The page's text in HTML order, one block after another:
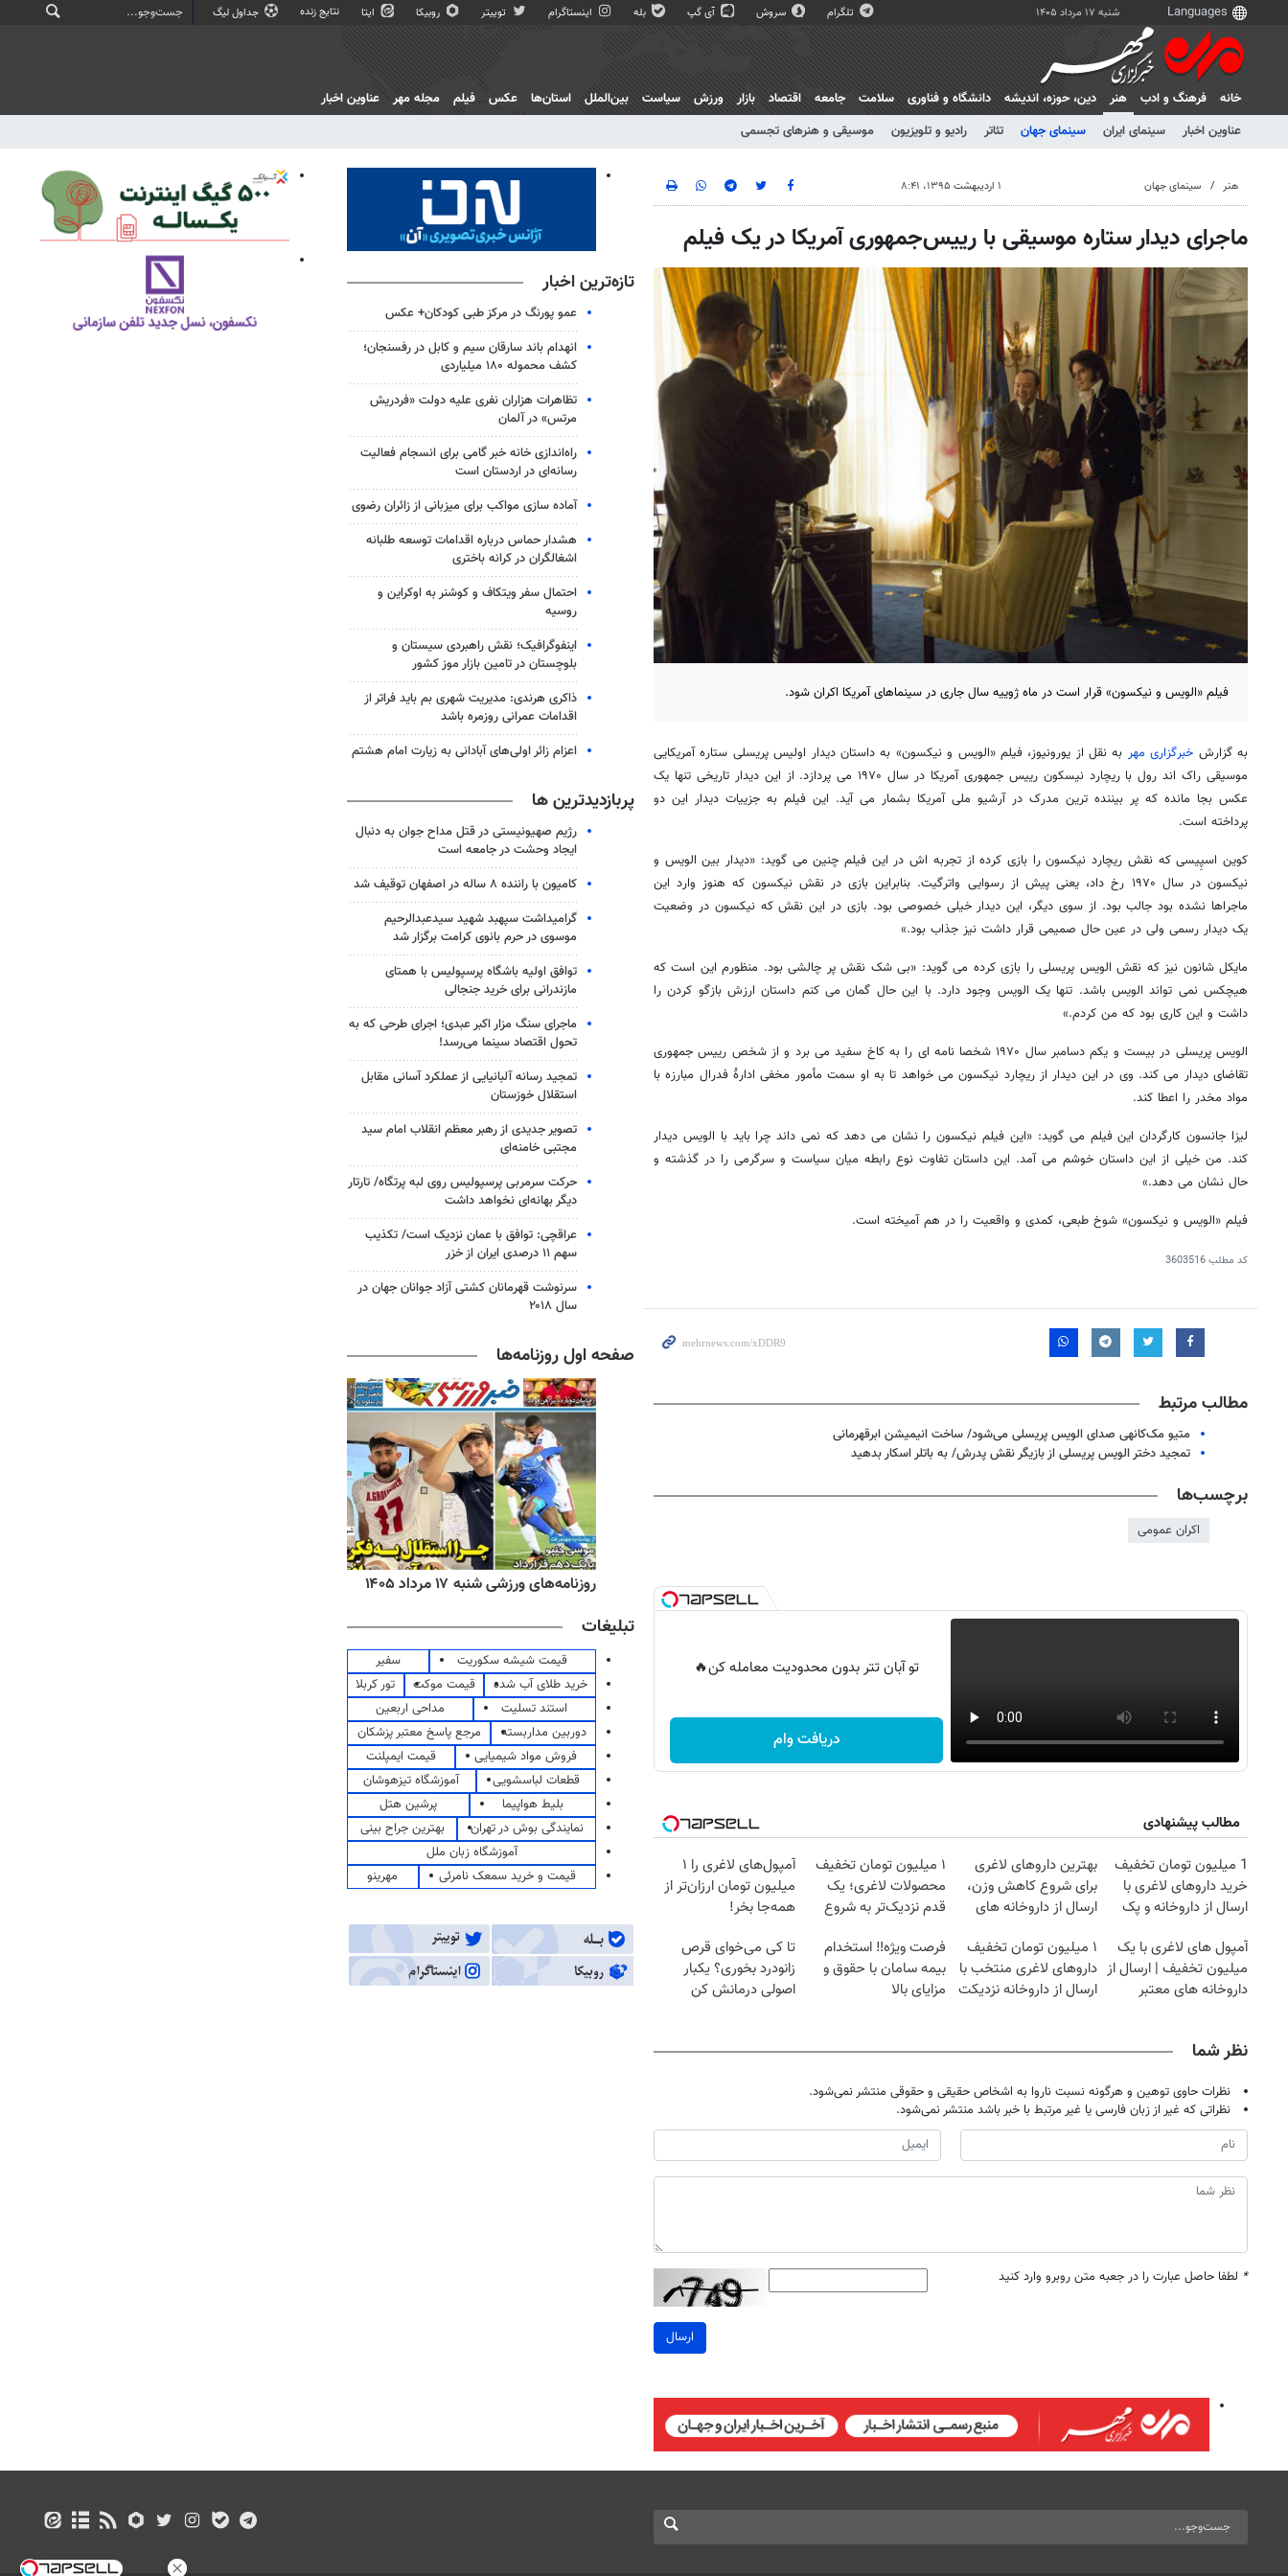
شنبه ۱۷ مرداد ۱۴۰۵ تلگرام سروش آی گپ بله اینستاگرام توییتر روبیکا ایتا نتایج زنده جداول لیگ
خانه فرهنگ و ادب
هنر
عناوین اخبار
سینمای ایران سینمای جهان تئاتر رادیو و تلویزیون موسیقی و هنرهای تجسمی
دين، حوزه، انديشه دانشگاه و فناوری سلامت جامعه اقتصاد بازار ورزش سیاست بین‌الملل استان‌ها عکس فیلم مجله مهر عناوین اخبار
هنر سینمای جهان ۱ اردیبهشت ۱۳۹۵، ۸:۴۱
ماجرای دیدار ستاره موسیقی با رییس‌جمهوری آمریکا در یک فیلم
فیلم «الویس و نیکسون» قرار است در ماه ژوییه سال جاری در سینماهای آمریکا اکران شود.
به گزارش خبرگزاری مهر به نقل از یورونیوز، فیلم «الویس و نیکسون» به داستان دیدار اولیس پریسلی ستاره آمریکایی
موسیقی راک اند رول با ریچارد نیسکون رییس جمهوری آمریکا در سال ۱۹۷۰ می پردازد. از این دیدار تاریخی تنها یک
عکس بجا مانده که پر بیننده ترین مدرک در آرشیو ملی آمریکا بشمار می آید. این فیلم به جزییات دیدار این دو
پرداخته است.
کوین اسپِیسی که نقش ریچارد نیکسون را بازی کرده از تجربه اش در این فیلم چنین می گوید: «دیدار بین الویس و
نیکسون در سال ۱۹۷۰ رخ داد، یعنی پیش از رسوایی واترگیت. بنابراین بازی در نقش نیکسون که هنوز وارد این
ماجراها نشده بود جالب بود. از سوی دیگر، این دیدار خیلی خصوصی بود. بازی در این نقش که نیکسون در وضعیت
یک دیدار رسمی ولی در عین حال صمیمی قرار داشت نیز جذاب بود.»
مایکل شانون نیز که نقش الویس پریسلی را بازی کرده می گوید: «بی شک نقش پر چالشی بود. منظورم این است که
هیچکس نمی تواند الویس باشد. تنها یک الویس وجود دارد. با این حال گمان می کنم داستان ارزش بازگو کردن را
داشت و این کاری بود که من کردم.»
الویس پریسلی در بیست و یکم دسامبر سال ۱۹۷۰ شخصا نامه ای را به کاخ سفید می برد و از شخص رییس جمهوری
تقاضای دیدار می کند. وی در این دیدار از ریچارد نیکسون می خواهد تا به او سمت مأمور مخفی ادارهٔ فدرال مبارزه با
مواد مخدر را اعطا کند.
لیزا جانسون کارگردان این فیلم می گوید: «این فیلم نیکسون را نشان می دهد که نمی داند چرا باید با الویس دیدار
کند. من خیلی از این داستان خوشم می آمد. این داستان تفاوت نوع رابطه میان سیاست و سرگرمی را در گذشته و
حال نشان می دهد.»
فیلم «الویس و نیکسون» شوخ طبعی، کمدی و واقعیت را در هم آمیخته است.
کد مطلب3603516
مطالب مرتبط
متیو مک‌کانهی صدای الویس پریسلی می‌شود/ ساخت انیمیشن ابرقهرمانی
تمجید دختر الویس پریسلی از بازیگر نقش پدرش/ به باتلر اسکار بدهید
برچسب‌ها
اکران عمومی
تو آبان تتر بدون محدودیت معامله کن🔥
دریافت وام
مطالب پیشنهادی
1 میلیون تومان تخفیف
خرید داروهای لاغری با
ارسال از داروخانه و پک
بهترین داروهای لاغری
برای شروع کاهش وزن،
ارسال از داروخانه های
۱ میلیون تومان تخفیف
محصولات لاغری؛ یک
قدم نزدیک‌تر به شروع
آمپول‌های لاغری را ۱
میلیون تومان ارزان‌تر از
همه‌جا بخر!
آمپول های لاغری با یک
میلیون تخفیف | ارسال از
داروخانه های معتبر
۱ میلیون تومان تخفیف
داروهای لاغری منتخب با
ارسال از داروخانه نزدیکت
فرصت ویژه‼️ استخدام
بیمه سامان با حقوق و
مزایای بالا
تا کی می‌خوای قرص
زانودرد بخوری؟ یکبار
اصولی درمانش کن
نظر شما
نظرات حاوی توهین و هرگونه نسبت ناروا به اشخاص حقیقی و حقوقی منتشر نمی‌شود.
نظراتی که غیر از زبان فارسی یا غیر مرتبط با خبر باشد منتشر نمی‌شود.
* لطفا حاصل عبارت را در جعبه متن روبرو وارد کنید
ارسال
تازه‌ترین اخبار
عمو پورنگ در مرکز طبی کودکان+ عکس
انهدام باند سارقان سیم و کابل در رفسنجان؛
کشف محموله ۱۸۰ میلیاردی
تظاهرات هزاران نفری علیه دولت «فردریش
مرتس» در آلمان
راه‌اندازی خانه خبر گامی برای انسجام فعالیت
رسانه‌ای در اردستان است
آماده سازی مواکب برای میزبانی از زائران رضوی
هشدار حماس درباره اقدامات توسعه طلبانه
اشغالگران در کرانه باختری
احتمال سفر ویتکاف و کوشنر به اوکراین و
روسیه
اینفوگرافیک؛ نقش راهبردی سیستان و
بلوچستان در تامین بازار موز کشور
ذاکری هرندی: مدیریت شهری بم باید فراتر از
اقدامات عمرانی روزمره باشد
اعزام زائر اولی‌های آبادانی به زیارت امام هشتم
پربازدیدترین ها
رژیم صهیونیستی در قتل مداح جوان به دنبال
ایجاد وحشت در جامعه است
کامیون با راننده ۸ ساله در اصفهان توقیف شد
گرامیداشت سپهبد شهید سیدعبدالرحیم
موسوی در حرم بانوی کرامت برگزار شد
توافق اولیه باشگاه پرسپولیس با همتای
مازندرانی برای خرید جنجالی
ماجرای سنگ مزار اکبر عبدی؛ اجرای طرحی که به
تحول اقتصاد سینما می‌رسد!
تمجید رسانه آلبانیایی از عملکرد آسانی مقابل
استقلال خوزستان
تصویر جدیدی از رهبر معظم انقلاب امام سید
مجتبی خامنه‌ای
حرکت سرمربی پرسپولیس روی لبه پرتگاه/ تارتار
دیگر بهانه‌ای نخواهد داشت
عراقچی: توافق با عمان نزدیک است/ تکذیب
سهم ۱۱ درصدی ایران از خزر
سرنوشت قهرمانان کشتی آزاد جوانان جهان در
سال ۲۰۱۸
صفحه اول روزنامه‌ها
روزنامه‌های اقتصادی شنبه ۱۷ مرداد ۱۴۰۵ روزنامه‌های ورزشی شنبه ۱۷ مرداد ۱۴۰۵
تبلیغات
قیمت شیشه سکوریت
سفیر
خرید طلای آب شده
قیمت موکت
تور کربلا
استند تسلیت
مداحی اربعین
دوربین مداربسته
مرجع پاسخ معتبر پزشکان
فروش مواد شیمیایی
قیمت ایمپلنت
قطعات لباسشویی
آموزشگاه تیزهوشان
بلیط هواپیما
پرشین هتل
نمایندگی بوش در تهران
بهترین جراح بینی
آموزشگاه زبان ملل
قیمت و خرید سمعک نامرئی
مهرینو